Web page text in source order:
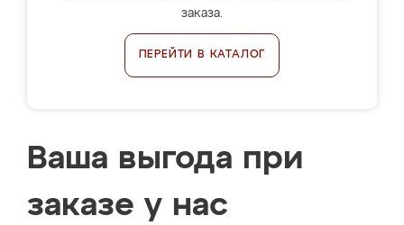
заказа.
ПЕРЕЙТИ В КАТАЛОГ
Ваша выгода при
заказе у нас